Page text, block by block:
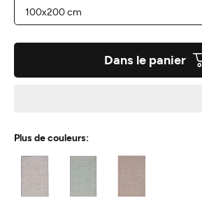
Dans le panier
Plus de couleurs: